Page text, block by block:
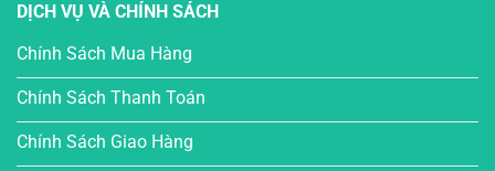
DỊCH VỤ VÀ CHÍNH SÁCH
Chính Sách Mua Hàng
Chính Sách Thanh Toán
Chính Sách Giao Hàng